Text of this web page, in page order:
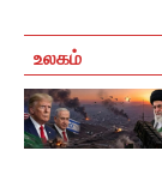
உலகம்